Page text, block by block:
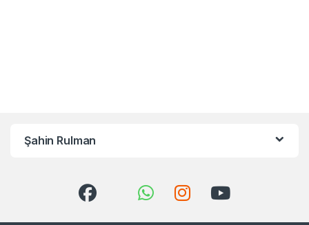
Şahin Rulman